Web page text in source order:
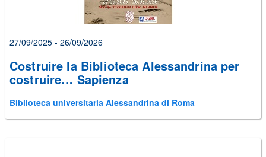
27/09/2025 - 26/09/2026
Costruire la Biblioteca Alessandrina per
costruire… Sapienza
Biblioteca universitaria Alessandrina di Roma